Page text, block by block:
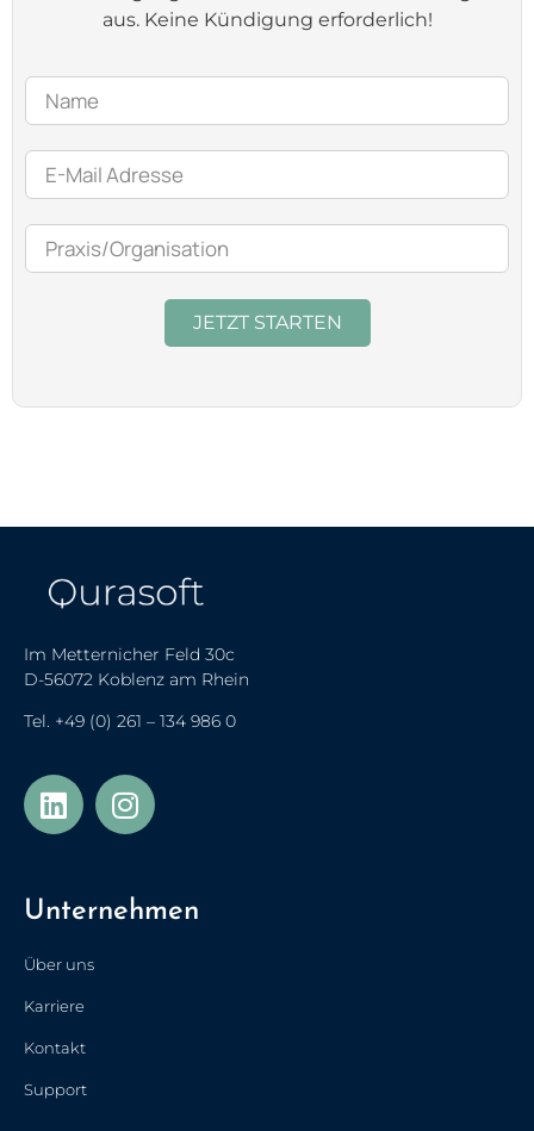
aus. Keine Kündigung erforderlich!
JETZT STARTEN
Im Metternicher Feld 30c
D-56072 Koblenz am Rhein
Tel. +49 (0) 261 – 134 986 0
Unternehmen
Über uns
Karriere
Kontakt
Support